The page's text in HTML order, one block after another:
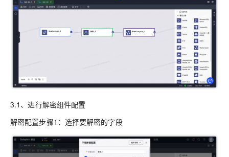
3.1、进行解密组件配置
解密配置步骤1：选择要解密的字段